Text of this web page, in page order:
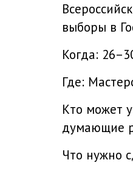
выборы в
Когда:
Где:
Кто может
думающие
Что нужно